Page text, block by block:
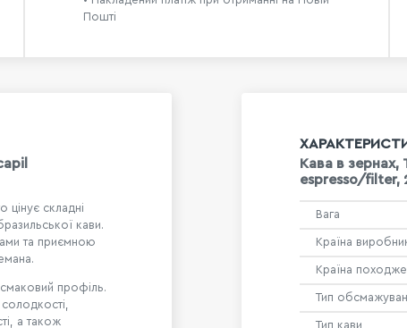
Пошті
цінує складні
кави.
та приємною
профіль.
а також
Кава в
espresso/filter,
Вага
Країна
Країна
Тип
Тип кави